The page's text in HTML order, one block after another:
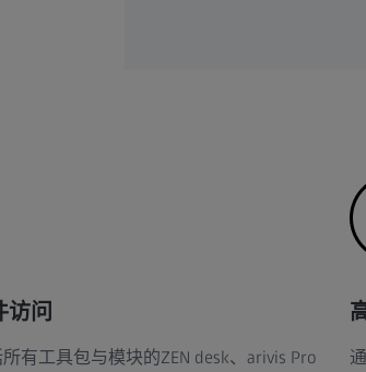
访问
有工具包与模块的ZEN desk、arivis Pro